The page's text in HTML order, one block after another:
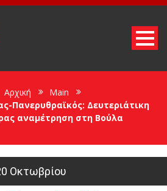
Αρχική
Main
Πανερυθραϊκός: Δευτεριάτικη
αναμέτρηση στη Βούλα
Οκτωβρίου